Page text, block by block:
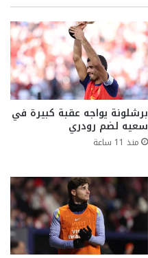
برشلونة يواجه عقبة كبيرة في
سعيه لضم رودري
منذ 11 ساعة